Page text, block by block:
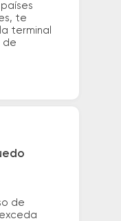
te
terminal
de
de